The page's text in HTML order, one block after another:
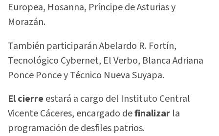
Europea, Hosanna, Príncipe de Asturias y
Morazán.
También participarán Abelardo R. Fortín,
Tecnológico Cybernet, El Verbo, Blanca Adriana
Ponce Ponce y Técnico Nueva Suyapa.
El cierre estará a cargo del Instituto Central
Vicente Cáceres, encargado definalizar la
programación de desfiles patrios.